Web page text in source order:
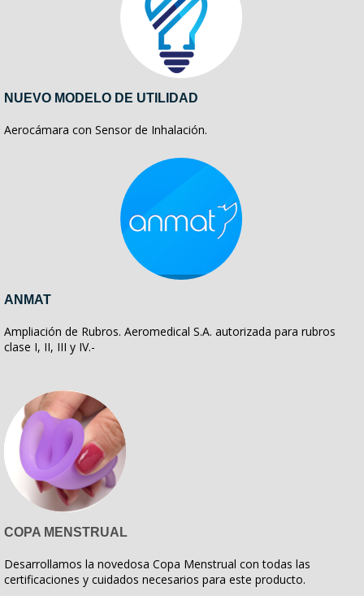
NUEVO MODELO DE UTILIDAD
Aerocámara con Sensor de Inhalación.
ANMAT
Ampliación de Rubros. Aeromedical S.A. autorizada para rubros
clase I, II, III y IV.-
COPA MENSTRUAL
Desarrollamos la novedosa Copa Menstrual con todas las
certificaciones y cuidados necesarios para este producto.